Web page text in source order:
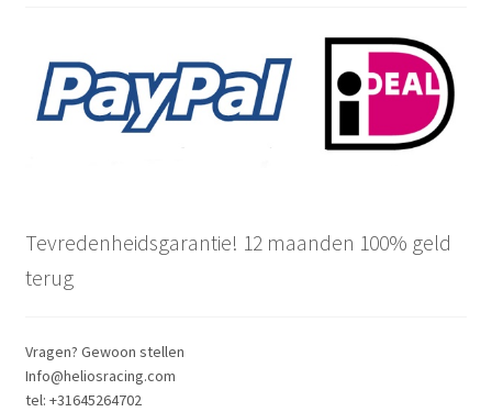
Tevredenheidsgarantie! 12 maanden 100% geld
terug
Vragen? Gewoon stellen
Info@heliosracing.com
tel: +31645264702